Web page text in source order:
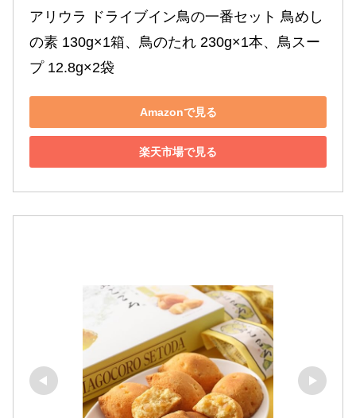
アリウラ ドライブイン鳥の一番セット 鳥めし
の素 130g×1箱、鳥のたれ 230g×1本、鳥スー
プ 12.8g×2袋
Amazonで見る
楽天市場で見る